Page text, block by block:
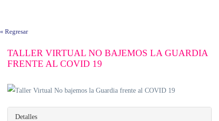
« Regresar
TALLER VIRTUAL NO BAJEMOS LA GUARDIA
FRENTE AL COVID 19
Detalles